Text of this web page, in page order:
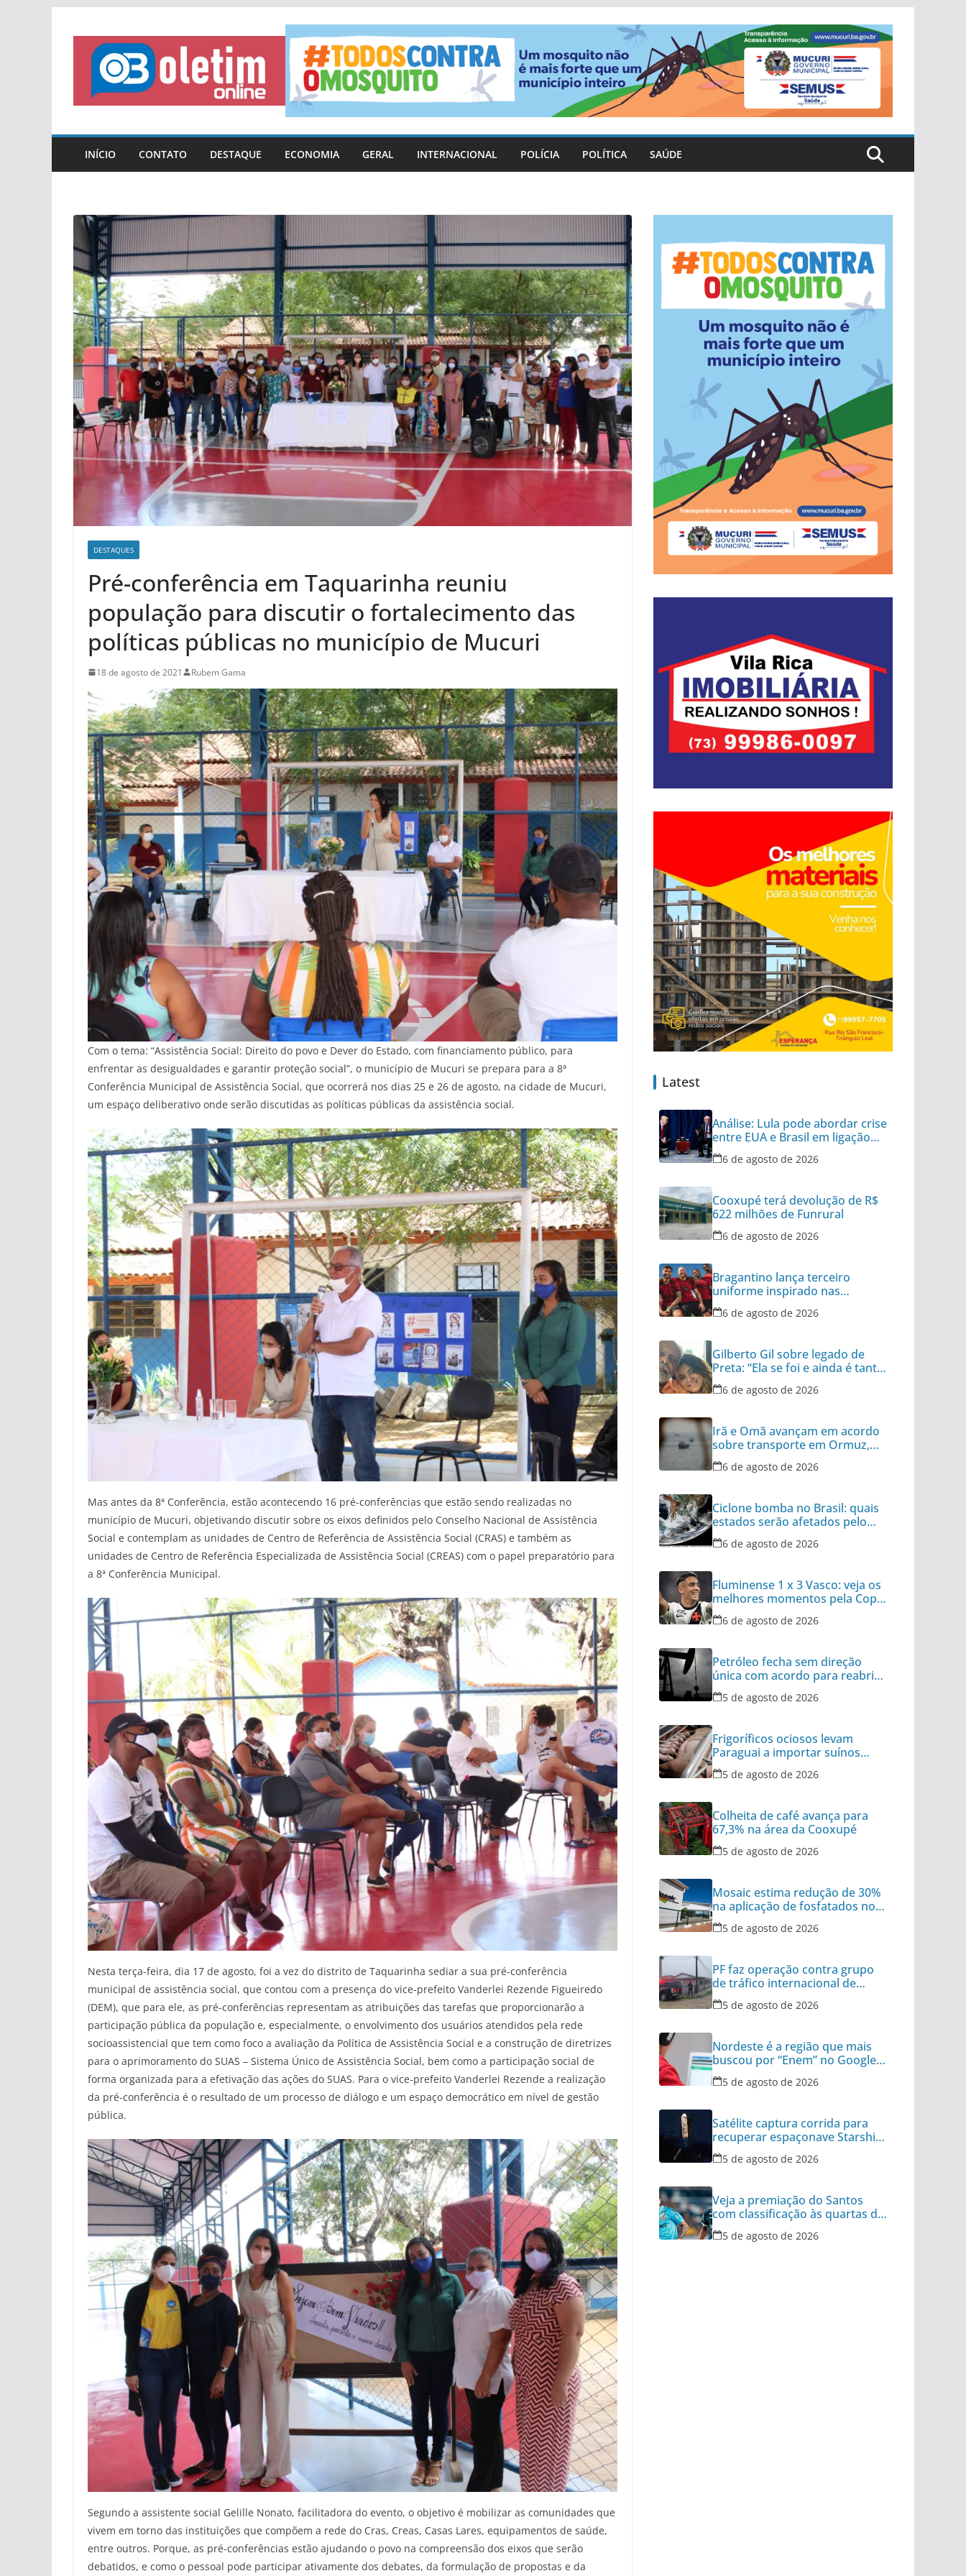
para
conteúdo
INÍCIO CONTATO DESTAQUE ECONOMIA GERAL INTERNACIONAL POLÍCIA POLÍTICA SAÚDE
DESTAQUES
Pré-conferência em Taquarinha reuniu
população para discutir o fortalecimento das
políticas públicas no município de Mucuri
18 de agosto de 2021 Rubem Gama
Com o tema: “Assistência Social: Direito do povo e Dever do Estado, com financiamento público, para
enfrentar as desigualdades e garantir proteção social”, o município de Mucuri se prepara para a 8ª
Conferência Municipal de Assistência Social, que ocorrerá nos dias 25 e 26 de agosto, na cidade de Mucuri,
um espaço deliberativo onde serão discutidas as políticas públicas da assistência social.
Mas antes da 8ª Conferência, estão acontecendo 16 pré-conferências que estão sendo realizadas no
município de Mucuri, objetivando discutir sobre os eixos definidos pelo Conselho Nacional de Assistência
Social e contemplam as unidades de Centro de Referência de Assistência Social (CRAS) e também as
unidades de Centro de Referência Especializada de Assistência Social (CREAS) com o papel preparatório para
a 8ª Conferência Municipal.
Nesta terça-feira, dia 17 de agosto, foi a vez do distrito de Taquarinha sediar a sua pré-conferência
municipal de assistência social, que contou com a presença do vice-prefeito Vanderlei Rezende Figueiredo
(DEM), que para ele, as pré-conferências representam as atribuições das tarefas que proporcionarão a
participação pública da população e, especialmente, o envolvimento dos usuários atendidos pela rede
socioassistencial que tem como foco a avaliação da Política de Assistência Social e a construção de diretrizes
para o aprimoramento do SUAS – Sistema Único de Assistência Social, bem como a participação social de
forma organizada para a efetivação das ações do SUAS. Para o vice-prefeito Vanderlei Rezende a realização
da pré-conferência é o resultado de um processo de diálogo e um espaço democrático em nível de gestão
pública.
Segundo a assistente social Gelille Nonato, facilitadora do evento, o objetivo é mobilizar as comunidades que
vivem em torno das instituições que compõem a rede do Cras, Creas, Casas Lares, equipamentos de saúde,
entre outros. Porque, as pré-conferências estão ajudando o povo na compreensão dos eixos que serão
debatidos, e como o pessoal pode participar ativamente dos debates, da formulação de propostas e da
Latest
Análise: Lula pode abordar crise
entre EUA e Brasil em ligação
para Trump
6 de agosto de 2026
Cooxupé terá devolução de R$
622 milhões de Funrural
6 de agosto de 2026
Bragantino lança terceiro
uniforme inspirado nas
categorias de base
6 de agosto de 2026
Gilberto Gil sobre legado de
Preta: “Ela se foi e ainda é tanta
coisa”
6 de agosto de 2026
Irã e Omã avançam em acordo
sobre transporte em Ormuz,
diz autoridade
6 de agosto de 2026
Ciclone bomba no Brasil: quais
estados serão afetados pelo
fenômeno
6 de agosto de 2026
Fluminense 1 x 3 Vasco: veja os
melhores momentos pela Copa
do Brasil
6 de agosto de 2026
Petróleo fecha sem direção
única com acordo para reabrir
Ormuz no radar
5 de agosto de 2026
Frigoríficos ociosos levam
Paraguai a importar suínos
vivos do Brasil
5 de agosto de 2026
Colheita de café avança para
67,3% na área da Cooxupé
5 de agosto de 2026
Mosaic estima redução de 30%
na aplicação de fosfatados no
Brasil
5 de agosto de 2026
PF faz operação contra grupo
de tráfico internacional de
armas
5 de agosto de 2026
Nordeste é a região que mais
buscou por “Enem” no Google
no último ano
5 de agosto de 2026
Satélite captura corrida para
recuperar espaçonave Starship
no Oceano
5 de agosto de 2026
Veja a premiação do Santos
com classificação às quartas da
Copa do Brasil
5 de agosto de 2026